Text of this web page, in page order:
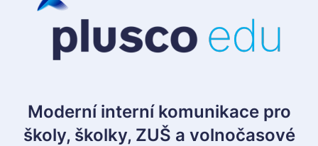
Moderní interní komunikace pro
školy, školky, ZUŠ a volnočasové